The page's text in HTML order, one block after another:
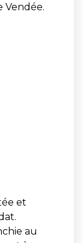
Vendée.
et
au